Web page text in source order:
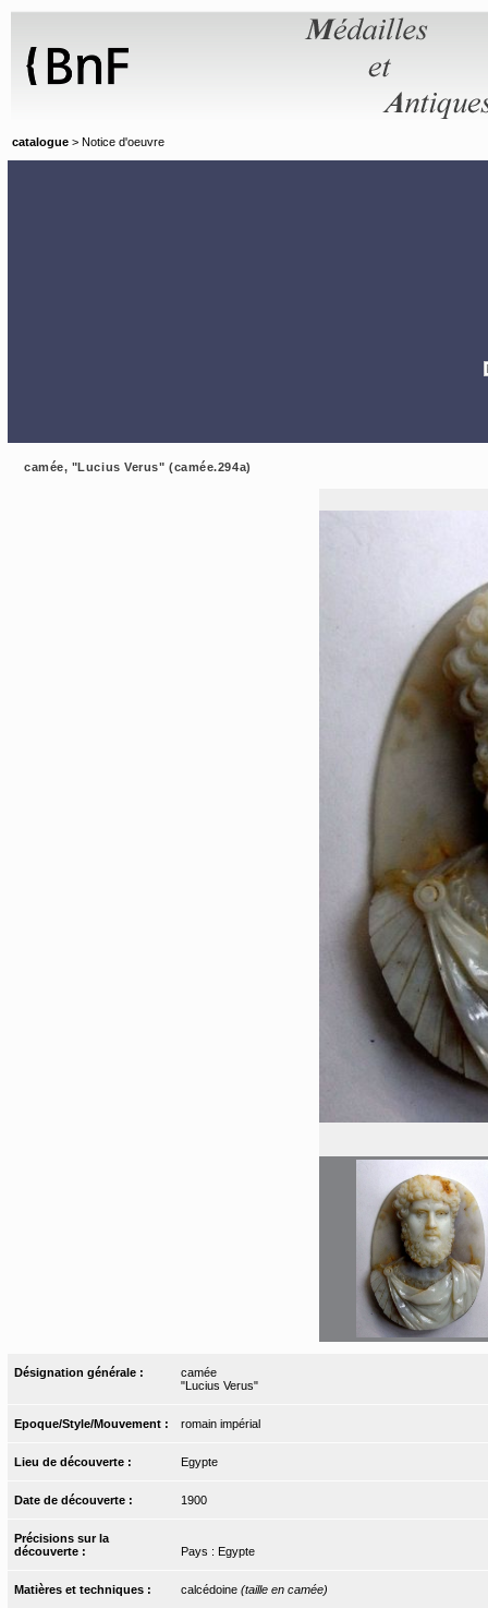
catalogue > Notice d'oeuvre
camée, "Lucius Verus" (camée.294a)
Désignation générale :
camée
"Lucius Verus"
Epoque/Style/Mouvement : romain impérial
Lieu de découverte : Egypte
Date de découverte : 1900
Précisions sur la
découverte :
Pays : Egypte
Matières et techniques : calcédoine (taille en camée)